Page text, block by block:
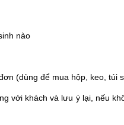
nào
(dùng để mua hộp, keo, túi
với khách và lưu ý lại, nếu